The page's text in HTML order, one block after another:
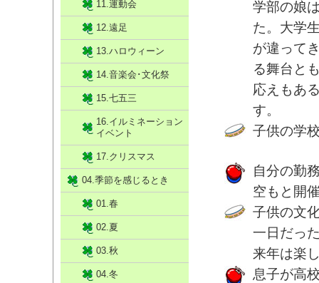
学部の娘
た。大学
が違って
る舞台と
応えもあ
す。
子供の学
自分の勤
空もと開
子供の文
一日だっ
来年は楽
息子が高
11.運動会
12.遠足
13.ハロウィーン
14.音楽会･文化祭
15.七五三
16.イルミネーション
イベント
17.クリスマス
04.季節を感じるとき
01.春
02.夏
03.秋
04.冬